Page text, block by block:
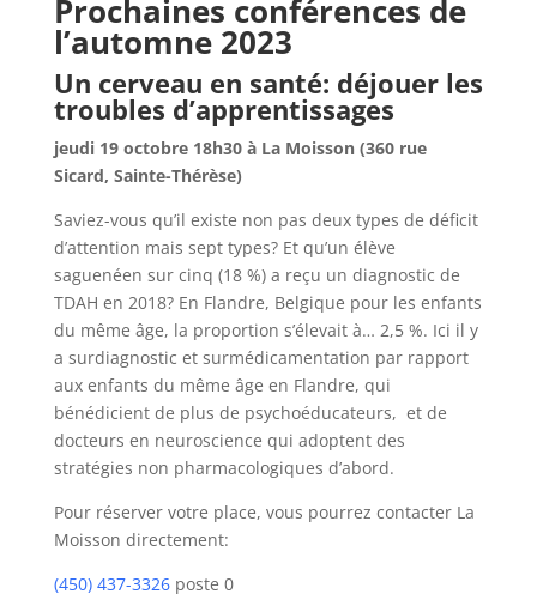
Prochaines conférences de
l’automne 2023
Un cerveau en santé: déjouer les
troubles d’apprentissages
jeudi 19 octobre 18h30 à La Moisson (360 rue
Sicard, Sainte-Thérèse)
Saviez-vous qu’il existe non pas deux types de déficit
d’attention mais sept types? Et qu’un élève
saguenéen sur cinq (18 %) a reçu un diagnostic de
TDAH en 2018? En Flandre, Belgique pour les enfants
du même âge, la proportion s’élevait à… 2,5 %. Ici il y
a surdiagnostic et surmédicamentation par rapport
aux enfants du même âge en Flandre, qui
bénédicient de plus de psychoéducateurs, et de
docteurs en neuroscience qui adoptent des
stratégies non pharmacologiques d’abord.
Pour réserver votre place, vous pourrez contacter La
Moisson directement:
(450) 437-3326 poste 0